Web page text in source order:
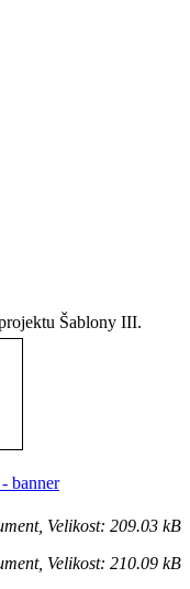
Šablony III.
Velikost: 209.03 kB
Velikost: 210.09 kB